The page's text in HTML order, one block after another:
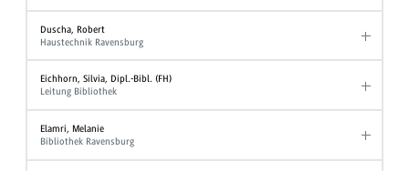
Duscha, Robert
Haustechnik Ravensburg
Eichhorn, Silvia, Dipl.-Bibl. (FH)
Leitung Bibliothek
Elamri, Melanie
Bibliothek Ravensburg